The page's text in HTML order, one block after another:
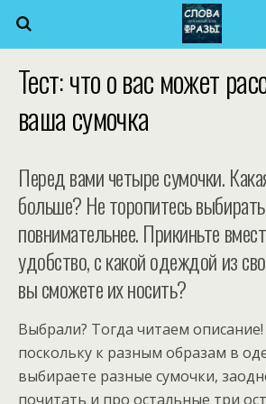
Тест: что о вас может
ваша сумочка
Перед вами четыре сумочки.
больше? Не торопитесь
повнимательнее. Прикиньте
удобство, с какой одеждой из
вы сможете их носить?
Выбрали? Тогда читаем описание!
поскольку к разным образам в
выбираете разные сумочки,
почитать и про остальные три